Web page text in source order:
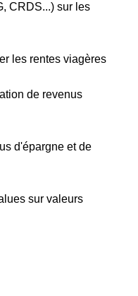
CRDS...) sur les
les rentes viagères
de revenus
d'épargne et de
sur valeurs